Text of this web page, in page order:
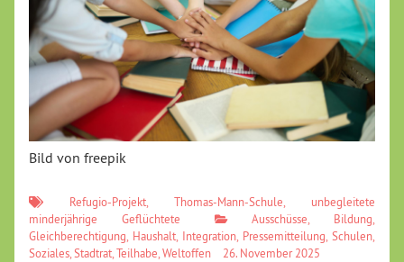
Bild von freepik
Refugio-Projekt Thomas-Mann-Schule
unbegleitete
minderjährige Geflüchtete
Ausschüsse Bildung
Gleichberechtigung Haushalt Integration Pressemitteilung Schulen
Soziales Stadtrat Teilhabe Weltoffen 26. November 2025